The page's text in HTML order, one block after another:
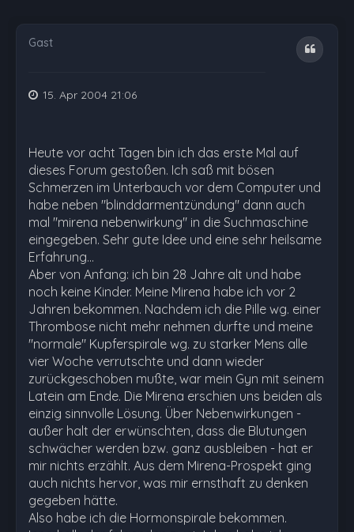
Gast Zitat
15. Apr 2004 21:06
Heute vor acht Tagen bin ich das erste Mal auf
dieses Forum gestoßen. Ich saß mit bösen
Schmerzen im Unterbauch vor dem Computer und
habe neben "blinddarmentzündung" dann auch
mal "mirena nebenwirkung" in die Suchmaschine
eingegeben. Sehr gute Idee und eine sehr heilsame
Erfahrung...
Aber von Anfang: ich bin 28 Jahre alt und habe
noch keine Kinder. Meine Mirena habe ich vor 2
Jahren bekommen. Nachdem ich die Pille wg. einer
Thrombose nicht mehr nehmen durfte und meine
"normale" Kupferspirale wg. zu starker Mens alle
vier Woche verrutschte und dann wieder
zurückgeschoben mußte, war mein Gyn mit seinem
Latein am Ende. Die Mirena erschien uns beiden als
einzig sinnvolle Lösung. Über Nebenwirkungen -
außer halt der erwünschten, dass die Blutungen
schwächer werden bzw. ganz ausbleiben - hat er
mir nichts erzählt. Aus dem Mirena-Prospekt ging
auch nichts hervor, was mir ernsthaft zu denken
gegeben hätte.
Also habe ich die Hormonspirale bekommen.